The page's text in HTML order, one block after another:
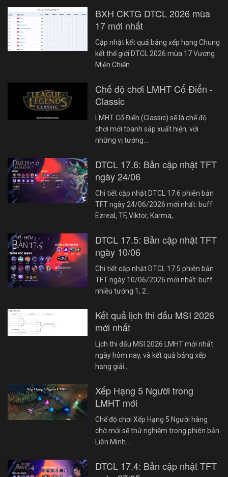
BXH CKTG DTCL 2026 mùa
17 mới nhất
Cập nhật kết quả bảng xếp hạng Chung
kết thế giới DTCL 2026 mùa 17 Vương
Miện Chiến…
Chế độ chơi LMHT Cổ Điển -
Classic
LMHT Cổ Điển (Classic) sẽ là chế độ
chơi mới toanh sắp xuất hiện, với
những vị tướng…
DTCL 17.6: Bản cập nhật TFT
ngày 24/06
Chi tiết cập nhật DTCL 17.6 phiên bản
TFT ngày 24/06/2026 mới nhất: buff
Ezreal, TF, Viktor, Karma,…
DTCL 17.5: Bản cập nhật TFT
ngày 10/06
Chi tiết cập nhật DTCL 17.5 phiên bản
TFT ngày 10/06/2026 mới nhất: buff
nhiều tướng 1, 2…
Kết quả lịch thi đấu MSI 2026
mới nhất
Lịch thi đấu MSI 2026 LMHT mới nhất
ngày hôm nay, và kết quả bảng xếp
hạng giải…
Xếp Hạng 5 Người trong
LMHT mới
Chế độ chơi Xếp Hạng 5 Người hàng
chờ mới sẽ thử nghiệm trong phiên bản
Liên Minh…
DTCL 17.4: Bản cập nhật TFT